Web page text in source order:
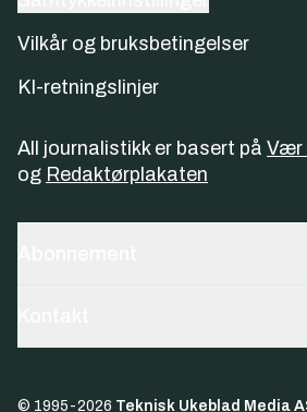
Vilkår og bruksbetingelser
KI-retningslinjer
All journalistikk er basert på Vær
og Redaktørplakaten
© 1995-2026 Teknisk Ukeblad Media